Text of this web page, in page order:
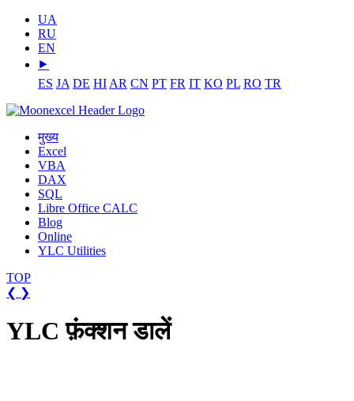
UA
RU
EN
⯈
ES JA DE HI AR CN PT FR IT KO PL RO TR
मुख्य
Excel
VBA
DAX
SQL
Libre Office CALC
Blog
Online
YLC Utilities
TOP
❮ ❯
YLC फ़ंक्शन डालें